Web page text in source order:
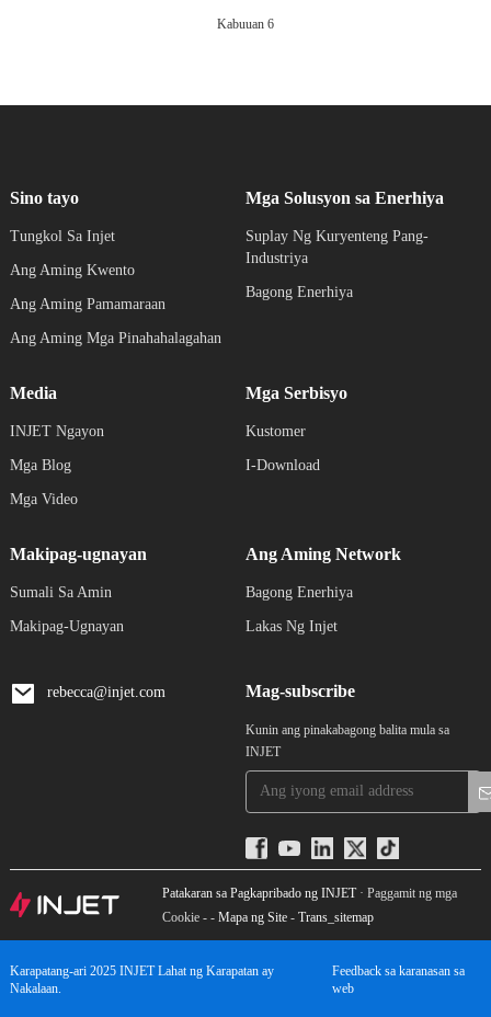
Kabuuan 6
Sino tayo
Tungkol Sa Injet
Ang Aming Kwento
Ang Aming Pamamaraan
Ang Aming Mga Pinahahalagahan
Mga Solusyon sa Enerhiya
Suplay Ng Kuryenteng Pang-
Industriya
Bagong Enerhiya
Media
INJET Ngayon
Mga Blog
Mga Video
Mga Serbisyo
Kustomer
I-Download
Makipag-ugnayan
Sumali Sa Amin
Makipag-Ugnayan
Ang Aming Network
Bagong Enerhiya
Lakas Ng Injet
rebecca@injet.com Mag-subscribe
Kunin ang pinakabagong balita mula sa
INJET
Patakaran sa Pagkapribado ng INJET· Paggamit ng mga
Cookie - -Mapa ng Site -Trans_sitemap
Karapatang-ari 2025 INJET Lahat ng Karapatan ay
Nakalaan.
Feedback sa karanasan sa
web